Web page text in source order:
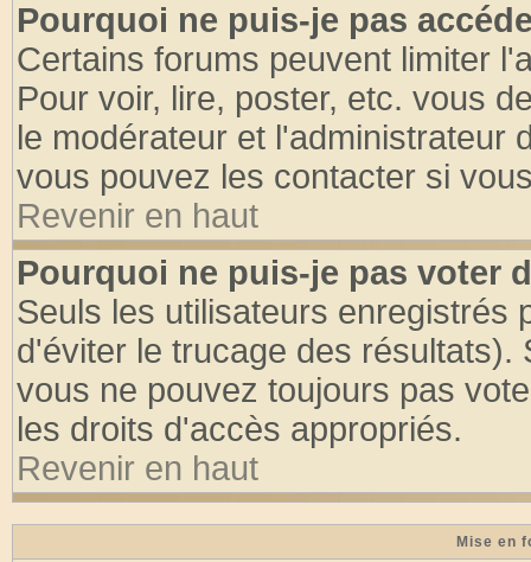
Pourquoi ne puis-je pas
Certains forums peuvent limiter
Pour voir, lire, poster, etc. vous
le modérateur et l'administrateur
vous pouvez les contacter si
Revenir en haut
Pourquoi ne puis-je pas voter
Seuls les utilisateurs enregistrés
d'éviter le trucage des
vous ne pouvez toujours pas
les droits d'accès appropriés.
Revenir en haut
Mise en